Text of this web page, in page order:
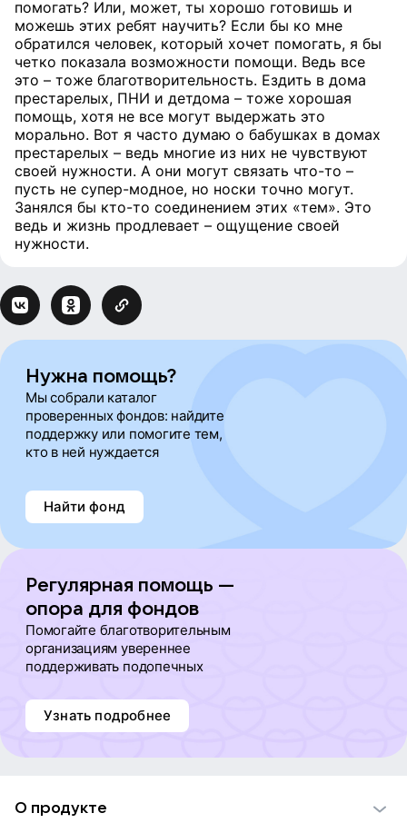
помогать? Или, может, ты хорошо готовишь и
можешь этих ребят научить? Если бы ко мне
обратился человек, который хочет помогать, я бы
четко показала возможности помощи. Ведь все
это – тоже благотворительность. Ездить в дома
престарелых, ПНИ и детдома – тоже хорошая
помощь, хотя не все могут выдержать это
морально. Вот я часто думаю о бабушках в домах
престарелых – ведь многие из них не чувствуют
своей нужности. А они могут связать что-то –
пусть не супер-модное, но носки точно могут.
Занялся бы кто-то соединением этих «тем». Это
ведь и жизнь продлевает – ощущение своей
нужности.
Нужна помощь?
Мы собрали каталог
проверенных фондов: найдите
поддержку или помогите тем,
кто в ней нуждается
Найти фонд
Регулярная помощь —
опора для фондов
Помогайте благотворительным
организациям увереннее
поддерживать подопечных
Узнать подробнее
О продукте